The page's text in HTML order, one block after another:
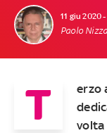
11 giu 2020
Paolo Nizza
T
erzo
volta